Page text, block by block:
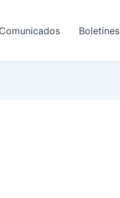
Comunicados Boletines